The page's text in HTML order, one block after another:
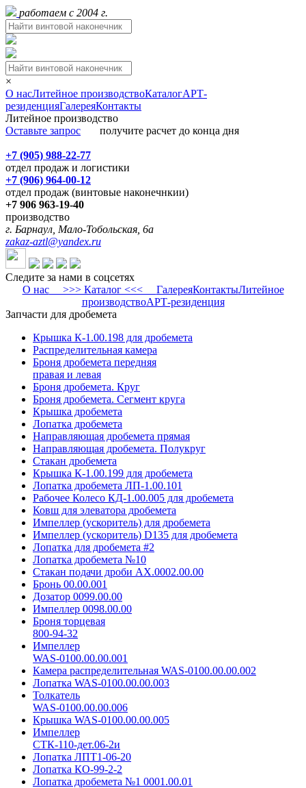
работаем с 2004 г.
×
О насЛитейное производствоКаталогАРТ-
резиденцияГалереяКонтакты
Литейное производство
Оставьте запрос получите расчет до конца дня
+7 (905) 988-22-77
отдел продаж и логистики
+7 (906) 964-00-12
отдел продаж (винтовые наконечнкии)
+7 906 963-19-40
производство
г. Барнаул, Мало-Тобольская, 6а
zakaz-aztl@yandex.ru
Следите за нами в соцсетях
О нас>>> Каталог <<< ГалереяКонтактыЛитейное
производствоАРТ-резиденция
Запчасти для дробемета
Крышка К-1.00.198 для дробемета
Распределительная камера
Броня дробемета передняя
правая и левая
Броня дробемета. Круг
Броня дробемета. Сегмент круга
Крышка дробемета
Лопатка дробемета
Направляющая дробемета прямая
Направляющая дробемета. Полукруг
Стакан дробемета
Крышка К-1.00.199 для дробемета
Лопатка дробемета ЛП-1.00.101
Рабочее Колесо КД-1.00.005 для дробемета
Ковш для элеватора дробемета
Импеллер (ускоритель) для дробемета
Импеллер (ускоритель) D135 для дробемета
Лопатка для дробемета #2
Лопатка дробемета №10
Стакан подачи дроби АХ.0002.00.00
Бронь 00.00.001
Дозатор 0099.00.00
Импеллер 0098.00.00
Броня торцевая
800-94-32
Импеллер
WAS-0100.00.00.001
Камера распределительная WAS-0100.00.00.002
Лопатка WAS-0100.00.00.003
Толкатель
WAS-0100.00.00.006
Крышка WAS-0100.00.00.005
Импеллер
СТК-110-дет.06-2и
Лопатка ЛПТ1-06-20
Лопатка КО-99-2-2
Лопатка дробемета №1 0001.00.01